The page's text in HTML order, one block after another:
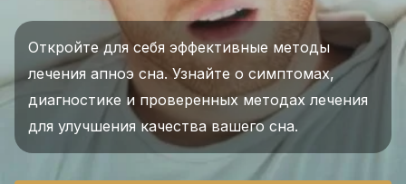
Откройте для себя эффективные методы
лечения апноэ сна. Узнайте о симптомах,
диагностике и проверенных методах лечения
для улучшения качества вашего сна.